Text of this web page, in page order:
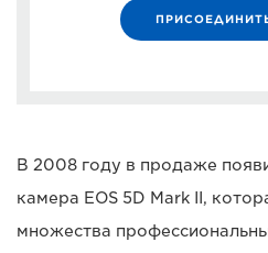
В 2008 году в продаже
камера EOS 5D Mark II,
множества